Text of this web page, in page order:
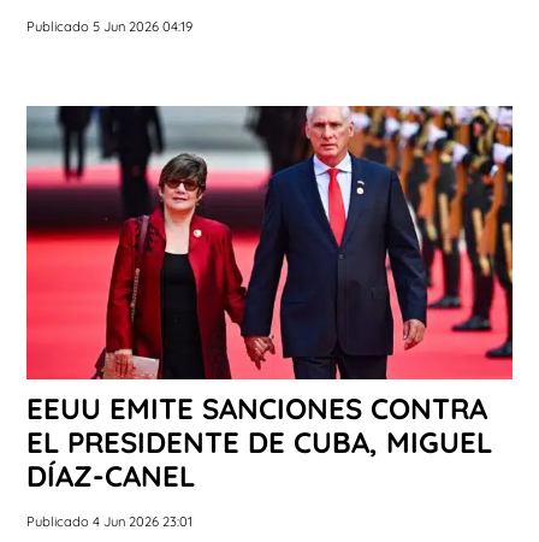
Publicado 5 Jun 2026 04:19
EEUU EMITE SANCIONES CONTRA
EL PRESIDENTE DE CUBA, MIGUEL
DÍAZ-CANEL
Publicado 4 Jun 2026 23:01